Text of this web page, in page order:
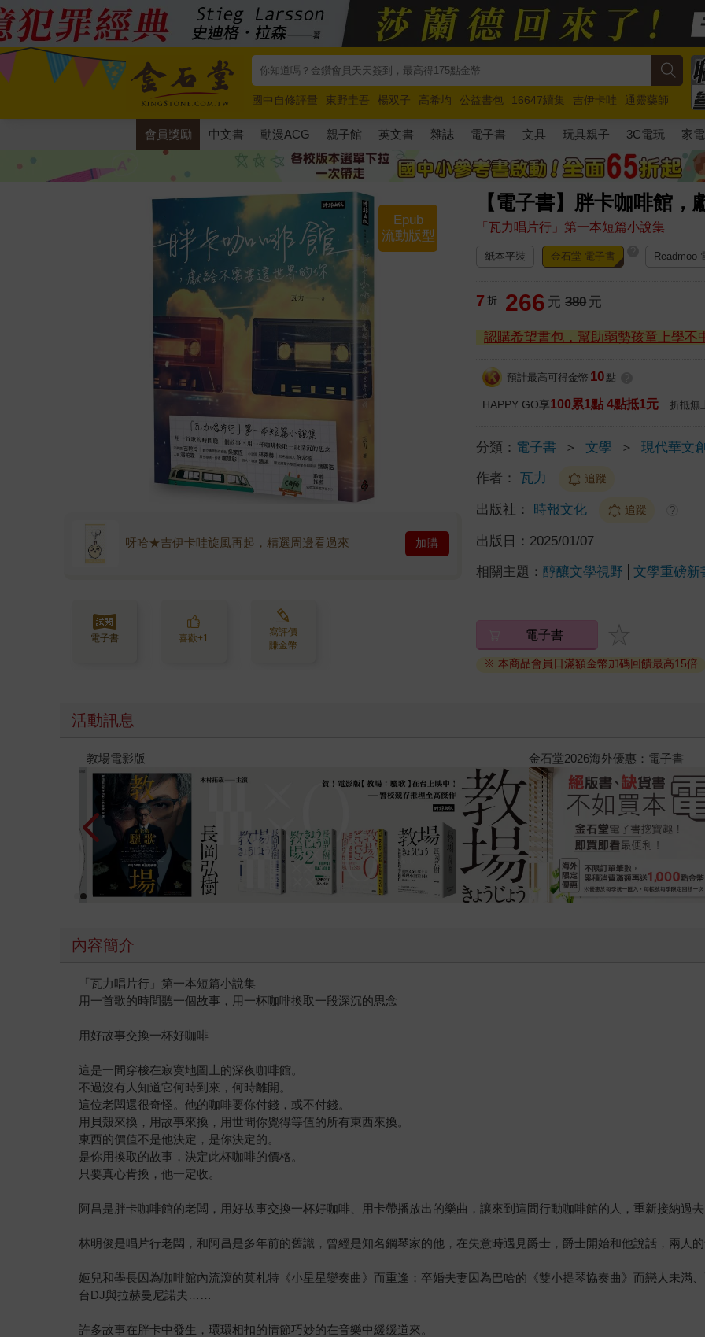
國中自修評量 東野圭吾 楊双子 高希均 公益書包 16647續集 吉伊卡哇
通靈藥師
唯紅花綻放
奧德賽 路邊攤新作 馬斯克 玩具總動員5 超慢跑
會員獎勵 中文書 動漫ACG 親子館 英文書 雜誌 電子書 文具 玩具親子 3C電玩 家電
【電子書】胖卡咖啡館
「瓦力唱片行」第一本短篇小說集
Epub
流動版型
呀哈★吉伊卡哇旋風再起，精選周邊看過來 加購
電子書 喜歡+1
寫評價
賺金幣
紙本平裝 金石堂 電子書 Readmoo
7 折 266 元 380 元
認購希望書包，幫助弱勢孩童上學不
預計最高可得金幣 10 點
HAPPY GO享100累1點 4點抵1元 折抵無
分類： 電子書 ＞ 文學 ＞ 現代華文
作者： 瓦力 追蹤
出版社： 時報文化 追蹤 ?
出版日： 2025/01/07
相關主題：醇釀文學視野 文學重磅新
電子書
※ 本商品會員日滿額金幣加碼回饋最高15倍
活動訊息
時報經典展69折起 黃色書刊回來了！一起走進他
內容簡介
「瓦力唱片行」第一本短篇小說集
用一首歌的時間聽一個故事，用一杯咖啡換取一段深沉的思念
用好故事交換一杯好咖啡
這是一間穿梭在寂寞地圖上的深夜咖啡館。
不過沒有人知道它何時到來，何時離開。
這位老闆還很奇怪。他的咖啡要你付錢，或不付錢。
用貝殼來換，用故事來換，用世間你覺得等值的所有東西來換。
東西的價值不是他決定，是你決定的。
是你用換取的故事，決定此杯咖啡的價格。
只要真心肯換，他一定收。
阿昌是胖卡咖啡館的老闆，用好故事交換一杯好咖啡、用卡帶播放出的樂曲，讓來到這間行動咖啡館的人，重新接納過
林明俊是唱片行老闆，和阿昌是多年前的舊識，曾經是知名鋼琴家的他，在失意時遇見爵士，爵士開始和他說話，兩人
姬兒和學長因為咖啡館內流瀉的莫札特《小星星變奏曲》而重逢；卒婚夫妻因為巴哈的《雙小提琴協奏曲》而戀人未滿
台DJ與拉赫曼尼諾夫……
許多故事在胖卡中發生，環環相扣的情節巧妙的在音樂中緩緩道來。